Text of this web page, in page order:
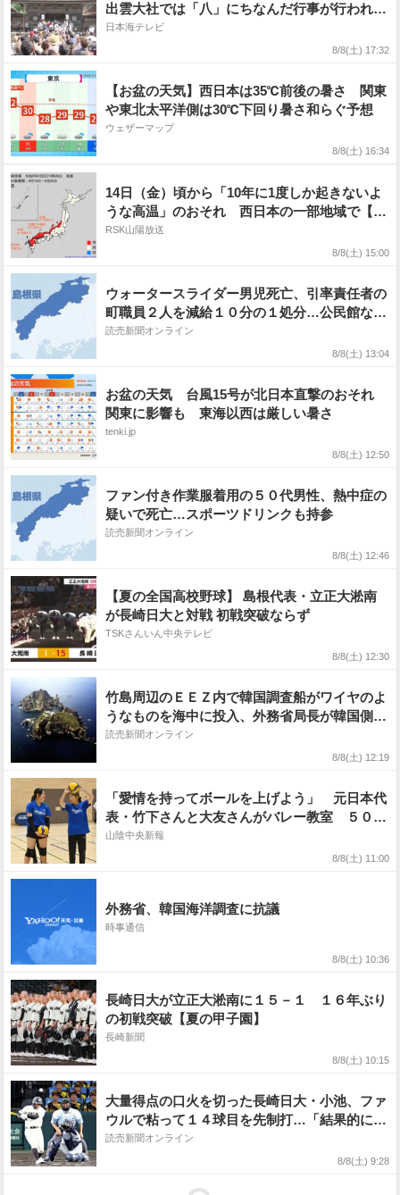
出雲大社では「八」にちなんだ行事が行われ、
参拝客で賑わった
日本海テレビ
8/8(土) 17:32
【お盆の天気】西日本は35℃前後の暑さ 関東
や東北太平洋側は30℃下回り暑さ和らぐ予想
ウェザーマップ
8/8(土) 16:34
14日（金）頃から「10年に1度しか起きないよ
うな高温」のおそれ 西日本の一部地域で【気
象庁早期天候情報】
RSK山陽放送
8/8(土) 15:00
ウォータースライダー男児死亡、引率責任者の
町職員２人を減給１０分の１処分…公民館など
企画のデイキャンプ
読売新聞オンライン
8/8(土) 13:04
お盆の天気 台風15号が北日本直撃のおそれ
関東に影響も 東海以西は厳しい暑さ
tenki.jp
8/8(土) 12:50
ファン付き作業服着用の５０代男性、熱中症の
疑いで死亡…スポーツドリンクも持参
読売新聞オンライン
8/8(土) 12:46
【夏の全国高校野球】 島根代表・立正大淞南
が長崎日大と対戦 初戦突破ならず
TSKさんいん中央テレビ
8/8(土) 12:30
竹島周辺のＥＥＺ内で韓国調査船がワイヤのよ
うなものを海中に投入、外務省局長が韓国側に
抗議
読売新聞オンライン
8/8(土) 12:19
「愛情を持ってボールを上げよう」 元日本代
表・竹下さんと大友さんがバレー教室 ５０人
が心構え学ぶ 島根県出雲市
山陰中央新報
8/8(土) 11:00
外務省、韓国海洋調査に抗議
時事通信
8/8(土) 10:36
長崎日大が立正大淞南に１５－１ １６年ぶり
の初戦突破【夏の甲子園】
長崎新聞
8/8(土) 10:15
大量得点の口火を切った長崎日大・小池、ファ
ウルで粘って１４球目を先制打…「結果的にヒ
ット」で立正大淞南に大勝
読売新聞オンライン
8/8(土) 9:28